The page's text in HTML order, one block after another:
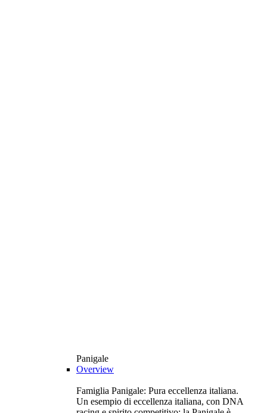
Panigale
Overview
Famiglia Panigale: Pura eccellenza italiana.
Un esempio di eccellenza italiana, con DNA